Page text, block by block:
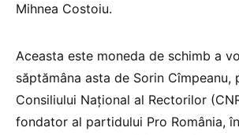
Mihnea Costoiu.
Aceasta este moneda de schimb a
săptămâna asta de Sorin Cîmpeanu,
Consiliului Național al Rectorilor
fondator al partidului Pro România,